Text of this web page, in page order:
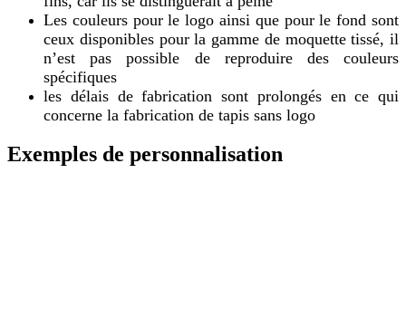
Les couleurs pour le logo ainsi que pour le fond sont
ceux disponibles pour la gamme de moquette tissé, il
n’est pas possible de reproduire des couleurs
spécifiques
les délais de fabrication sont prolongés en ce qui
concerne la fabrication de tapis sans logo
Exemples de personnalisation